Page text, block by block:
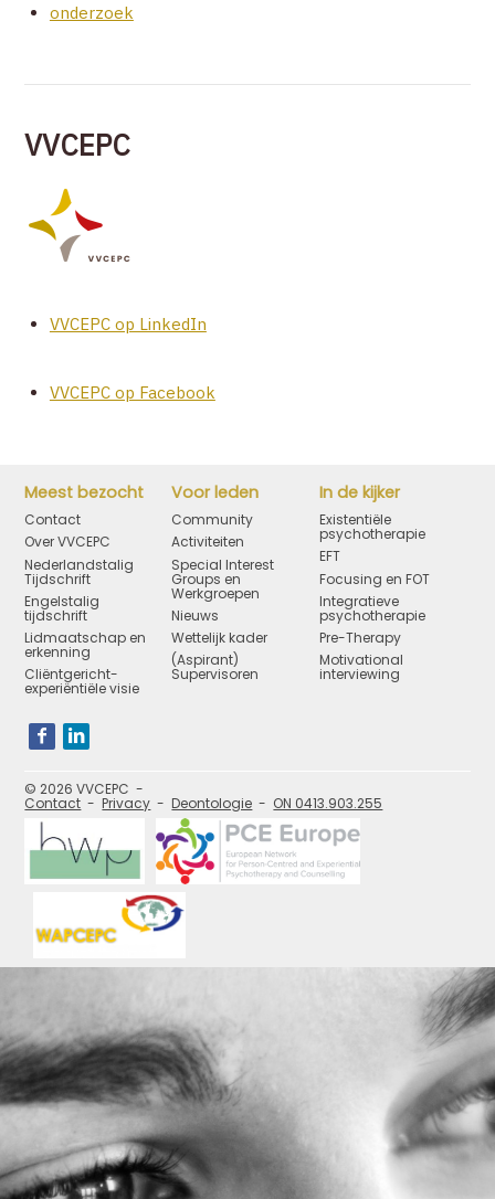
onderzoek
VVCEPC
VVCEPC op LinkedIn
VVCEPC op Facebook
Meest bezocht
Contact
Over VVCEPC
Nederlandstalig
Tijdschrift
Engelstalig
tijdschrift
Lidmaatschap en
erkenning
Cliëntgericht-
experiëntiële visie
Voor leden
Community
Activiteiten
Special Interest
Groups en
Werkgroepen
Nieuws
Wettelijk kader
(Aspirant)
Supervisoren
In de kijker
Existentiële
psychotherapie
EFT
Focusing en FOT
Integratieve
psychotherapie
Pre-Therapy
Motivational
interviewing
Bezoek
onze
pagina's:
© 2026 VVCEPC
Contact Privacy Deontologie ON 0413.903.255